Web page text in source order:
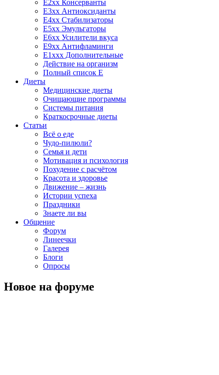
E2xx Консерванты
E3xx Антиоксиданты
E4xx Стабилизаторы
E5xx Эмульгаторы
E6xx Усилители вкуса
E9xx Антифламинги
E1xxx Дополнительные
Действие на организм
Полный список E
Диеты
Медицинские диеты
Очищающие программы
Системы питания
Краткосрочные диеты
Статьи
Всё о еде
Чудо-пилюли?
Семья и дети
Мотивация и психология
Похудение с расчётом
Красота и здоровье
Движение – жизнь
Истории успеха
Праздники
Знаете ли вы
Общение
Форум
Линеечки
Галерея
Блоги
Опросы
Новое на форуме